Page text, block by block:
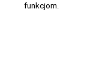
funkcjom.